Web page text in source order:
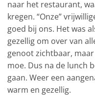
naar het restaurant,
kregen. “Onze”
goed bij ons. Het was
gezellig om over van
genoot zichtbaar,
moe. Dus na de lunch
gaan. Weer een
warm en gezellig.